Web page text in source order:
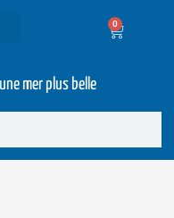
0
mer plus belle